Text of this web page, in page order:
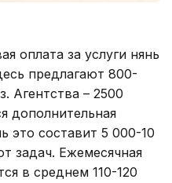
оплата за услуги нянь
предлагают 800-
Агентства – 2500
дополнительная
это составит 5 000-10
задач. Ежемесячная
в среднем 110-120